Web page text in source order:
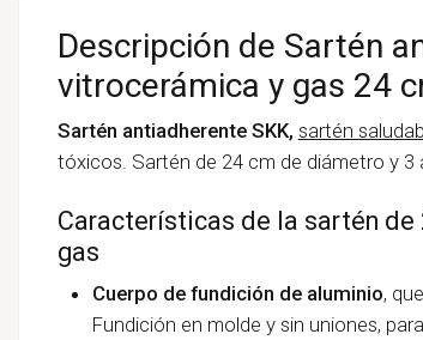
Descripción de Sartén
vitrocerámica y gas 24
Sartén antiadherente SKK, sartén
tóxicos. Sartén de 24 cm de diámetro y 3
Características de la sartén
gas
Cuerpo de fundición de aluminio,
Fundición en molde y sin uniones,